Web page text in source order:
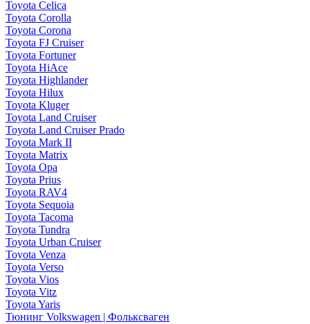
Toyota Celica
Toyota Corolla
Toyota Corona
Toyota FJ Cruiser
Toyota Fortuner
Toyota HiAce
Toyota Highlander
Toyota Hilux
Toyota Kluger
Toyota Land Cruiser
Toyota Land Cruiser Prado
Toyota Mark II
Toyota Matrix
Toyota Opa
Toyota Prius
Toyota RAV4
Toyota Sequoia
Toyota Tacoma
Toyota Tundra
Toyota Urban Cruiser
Toyota Venza
Toyota Verso
Toyota Vios
Toyota Vitz
Toyota Yaris
Тюнинг Volkswagen | Фольксваген